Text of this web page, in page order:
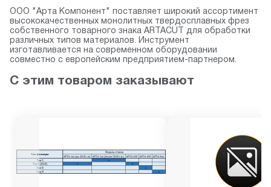
ООО "Арта Компонент" поставляет широкий ассортимент
высококачественных монолитных твердосплавных фрез
собственного товарного знака ARTACUT для обработки
различных типов материалов. Инструмент
изготавливается на современном оборудовании
совместно с европейским предприятием-партнером.
С этим товаром заказывают